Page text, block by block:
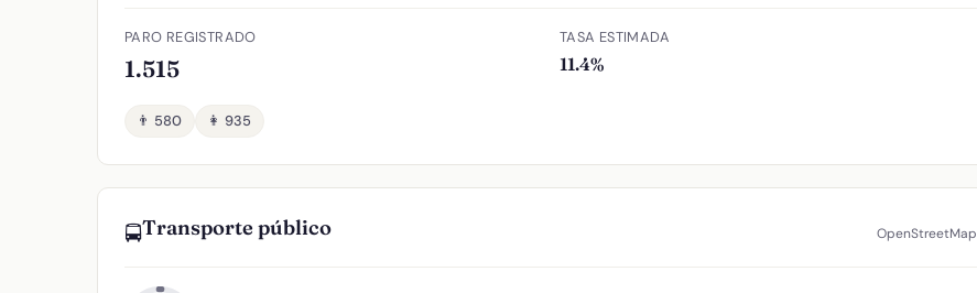
PARO REGISTRADO
1.515
TASA ESTIMADA
11.4%
👨 580 👩 935
🚍Transporte público OpenStreetMap